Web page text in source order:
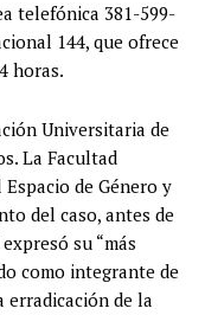
telefónica 381-599-
144, que ofrece
horas.
Universitaria de
La Facultad
de Género y
del caso, antes de
su “más
como integrante de
erradicación de la